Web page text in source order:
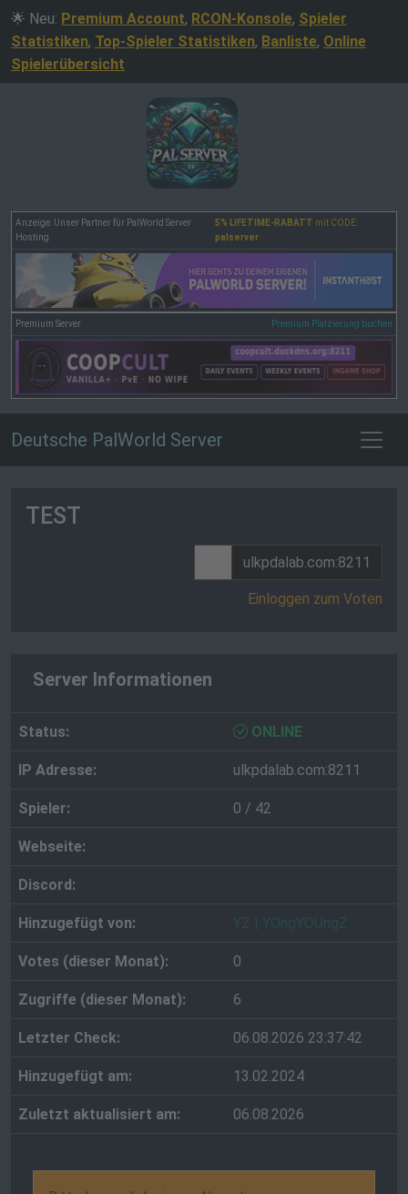
🌟 Neu: Premium Account, RCON-Konsole, Spieler
Statistiken, Top-Spieler Statistiken, Banliste, Online
Spielerübersicht
Anzeige: Unser Partner für PalWorld Server
Hosting
5% LIFETIME-RABATT mit CODE:
palserver
Premium Server Premium Platzierung buchen
Deutsche PalWorld Server
TEST
ulkpdalab.com:8211
Einloggen zum Voten
Server Informationen
Status: ONLINE
IP Adresse: ulkpdalab.com:8211
Spieler: 0 / 42
Webseite:
Discord:
Hinzugefügt von:
Votes (dieser Monat): 0
Zugriffe (dieser Monat): 6
Letzter Check: 06.08.2026 23:37:42
Hinzugefügt am: 13.02.2024
Zuletzt aktualisiert am: 06.08.2026